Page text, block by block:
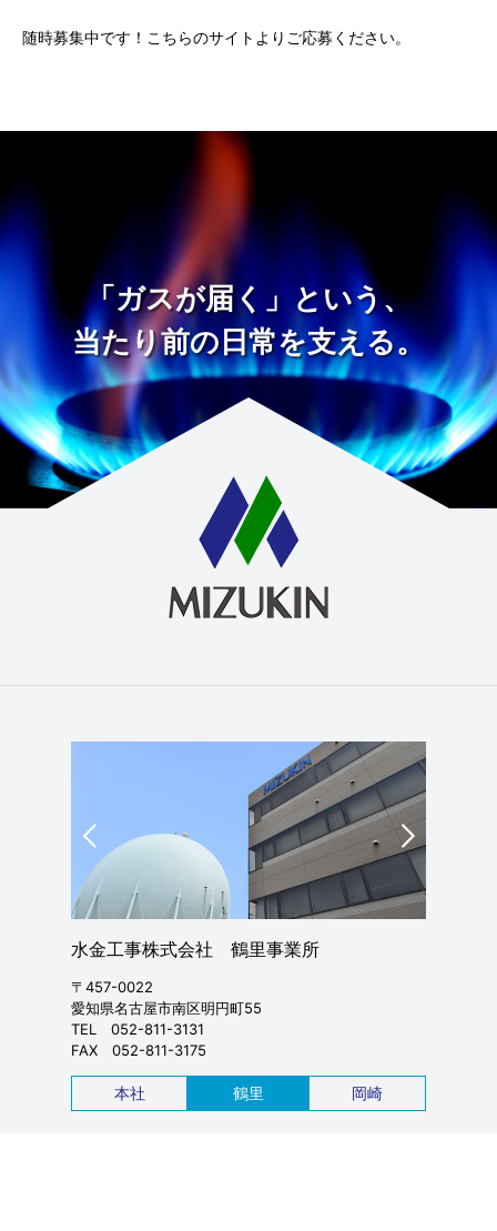
随時募集中です！こちらのサイトよりご応募ください。
「ガスが届く」という、
当たり前の日常を支える。
水金工事株式会社 鶴里事業所
〒457-0022
愛知県名古屋市南区明円町55
TEL 052-811-3131
FAX 052-811-3175
本社 鶴里 岡崎